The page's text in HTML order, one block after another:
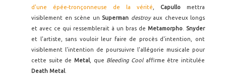
d'une épée-tronçonneuse de la vérité
Capullo mettra
visiblement en scène un Superman destroy aux cheveux longs
et avec ce qui ressemblerait à un bras de Metamorpho
Snyder
et l'artiste, sans vouloir leur faire de procès d'intention, ont
visiblement l'intention de poursuivre l'allégorie musicale pour
cette suite de Metal , que Bleeding Cool affirme être intitulée
Death Metal